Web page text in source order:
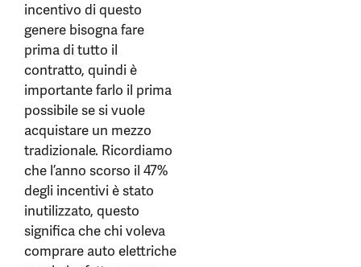
incentivo di questo
genere bisogna fare
prima di tutto il
contratto, quindi è
importante farlo il prima
possibile se si vuole
acquistare un mezzo
tradizionale. Ricordiamo
che l’anno scorso il 47%
degli incentivi è stato
inutilizzato, questo
significa che chi voleva
comprare auto elettriche